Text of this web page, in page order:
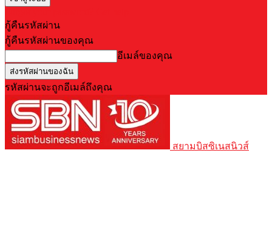
กู้คืนรหัสผ่าน
กู้คืนรหัสผ่านของคุณ
อีเมล์ของคุณ
รหัสผ่านจะถูกอีเมล์ถึงคุณ
สยามบิสซิเนสนิวส์